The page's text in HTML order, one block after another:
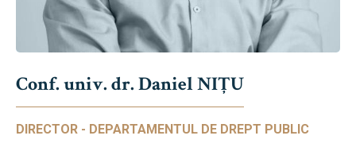
Conf. univ. dr. Daniel NIŢU
DIRECTOR - DEPARTAMENTUL DE DREPT PUBLIC